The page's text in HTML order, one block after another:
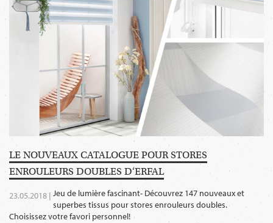
LE NOUVEAUX CATALOGUE POUR STORES
ENROULEURS DOUBLES D‘ERFAL
23.05.2018 | Jeu de lumière fascinant- Découvrez 147 nouveaux et
superbes tissus pour stores enrouleurs doubles.
Choisissez votre favori personnel!